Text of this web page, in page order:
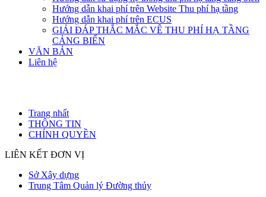
Hướng dẫn khai phí trên Website Thu phí hạ tầng
Hướng dẫn khai phí trên ECUS
GIẢI ĐÁP THẮC MẮC VÊ THU PHÍ HẠ TẦNG
CẢNG BIỂN
VĂN BẢN
Liên hệ
Trang nhất
THÔNG TIN
CHÍNH QUYỀN
LIÊN KẾT ĐƠN VỊ
Sở Xây dựng
Trung Tâm Quản lý Đường thủy